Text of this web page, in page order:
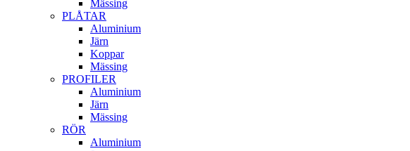
Mässing
PLÅTAR
Aluminium
Järn
Koppar
Mässing
PROFILER
Aluminium
Järn
Mässing
RÖR
Aluminium